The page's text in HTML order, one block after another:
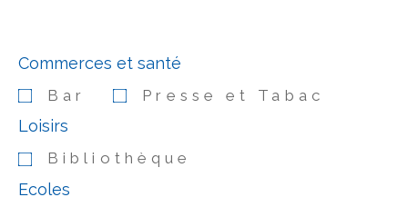
Commerces et santé
Bar Presse et Tabac
Loisirs
Bibliothèque
Ecoles